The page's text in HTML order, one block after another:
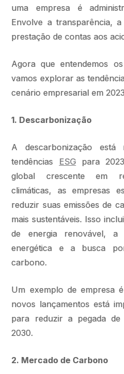
uma empresa é
Envolve a transparência,
prestação de contas aos
Agora que entendemos
vamos explorar as
cenário empresarial em
1. Descarbonização
A descarbonização
tendências ESGpara
global crescente em
climáticas, as empresas
reduzir suas emissões de
mais sustentáveis. Isso
de energia renovável, a
energética e a busca
carbono.
Um exemplo de empresa
novos lançamentos está
para reduzir a pegada
2030.
2. Mercado de Carbono